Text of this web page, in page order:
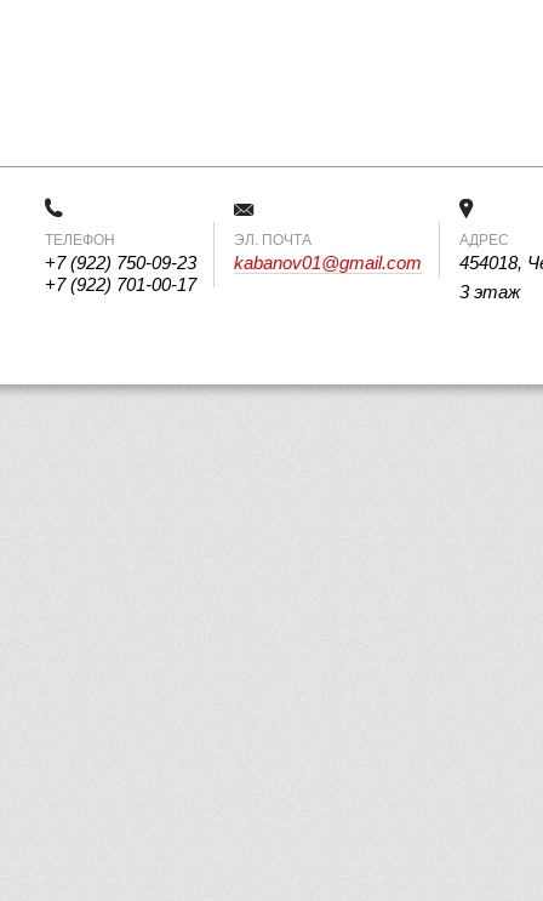
ТЕЛЕФОН
+7 (922) 750-09-23
+7 (922) 701-00-17
ЭЛ. ПОЧТА
kabanov01@gmail.com
АДРЕС
454018,
3 этаж